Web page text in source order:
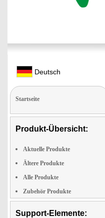
Deutsch
Startseite
Produkt-Übersicht:
Aktuelle Produkte
Ältere Produkte
Alle Produkte
Zubehör Produkte
Support-Elemente: